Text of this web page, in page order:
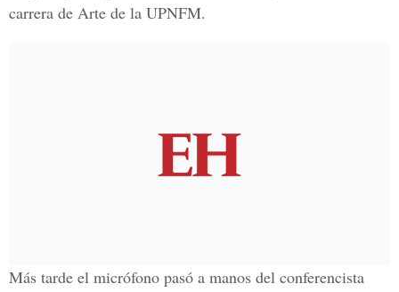
carrera de Arte de la UPNFM.
Más tarde el micrófono pasó a manos del conferencista